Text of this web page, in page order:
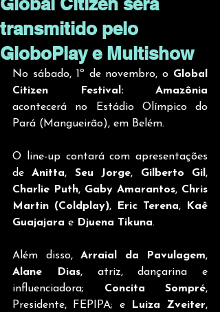
transmitido pelo
GloboPlay e Multishow
No sábado, 1º de novembro, o Global
acontecerá no Estádio Olímpico do
Pará (Mangueirão), em Belém.
O line-up contará com apresentações
de Anitta, Seu Jorge, Gilberto Gil
Charlie Puth, Gaby Amarantos, Chris
Martin (Coldplay), Eric Terena,
Kaê
Guajajara e Djuena Tikuna.
Além disso, Arraial da Pavulagem
Alane Dias, atriz, dançarina e
influenciadora; Concita Sompré,
Presidente, FEPIPA; e
Luiza Zveiter,